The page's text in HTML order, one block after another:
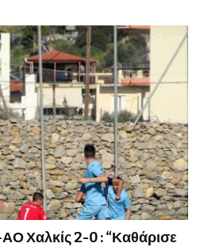
Χαλκίς 2-0 : “Καθάρισε